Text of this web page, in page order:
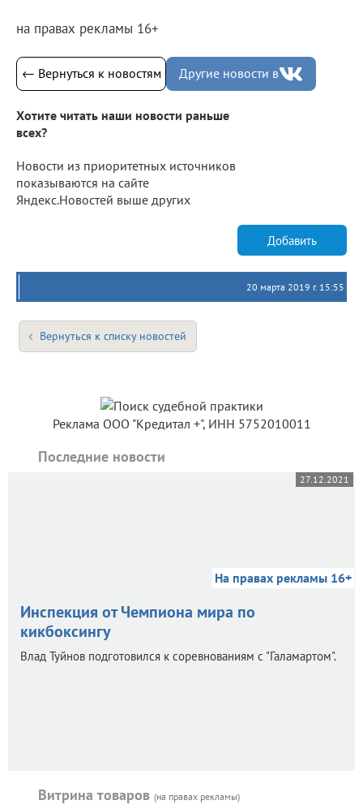
на правах рекламы 16+
← Вернуться к новостям Другие новости в
Хотите читать наши новости раньше
всех?
Новости из приоритетных источников
показываются на сайте
Яндекс.Новостей выше других
Добавить
20 марта 2019 г. 15:55
Вернуться к списку новостей
Реклама ООО "Кредитал +", ИНН 5752010011
Последние новости
27.12.2021
На правах рекламы 16+
Инспекция от Чемпиона мира по
кикбоксингу
Влад Туйнов подготовился к соревнованиям с "Галамартом".
Витрина товаров (на правах рекламы)